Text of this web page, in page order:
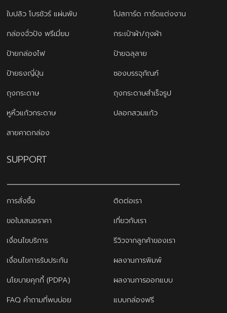
ใบปลิว โบรชัวร์ แผ่นพับ
โปสการ์ด การ์ดแต่งงาน
กล่องจั่วปัง พรีเมี่ยม
กระเป๋าผ้า/ถุงผ้า
ป้ายกล่องไฟ
ป้ายฉลุลาย
ป้ายธงญี่ปุ่น
ซองบรรจุภัณฑ์
ถุงกระดาษ
ถุงกระดาษสำเร็จรูป
หูหิ้วแก้วกระดาษ
ปลอกสวมแก้ว
สายคาดกล่อง
SUPPORT
การสั่งซื้อ
ติดต่อเรา
ขอใบเสนอราคา
เกี่ยวกับเรา
เงื่อนไขบริการ
รีวิวจากลูกค้าของเรา
เงื่อนไขการรับประกัน
ผลงานการพิมพ์
นโยบายคุกกี้ (PDPA)
ผลงานการออกแบบ
FAQ คำถามที่พบบ่อย
แบบกล่องฟรี